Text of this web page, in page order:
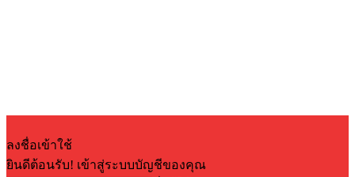
ลงชื่อเข้าใช้
ยินดีต้อนรับ! เข้าสู่ระบบบัญชีของคุณ